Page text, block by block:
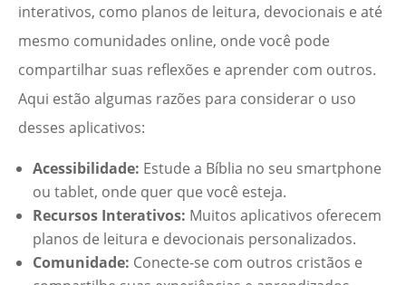
interativos, como planos de leitura, devocionais e até
mesmo comunidades online, onde você pode
compartilhar suas reflexões e aprender com outros.
Aqui estão algumas razões para considerar o uso
desses aplicativos:
Acessibilidade: Estude a Bíblia no seu smartphone
ou tablet, onde quer que você esteja.
Recursos Interativos: Muitos aplicativos oferecem
planos de leitura e devocionais personalizados.
Comunidade: Conecte-se com outros cristãos e